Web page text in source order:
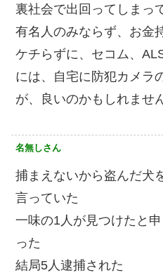
裏社会で出回ってしまっ
有名人のみならず、お金
ケチらずに、セコム、
には、自宅に防犯カメラ
が、良いのかもしれませ
名無しさん
捕まえないから盗んだ犬
言っていた
一味の1人が見つけたと
った
結局5人逮捕された